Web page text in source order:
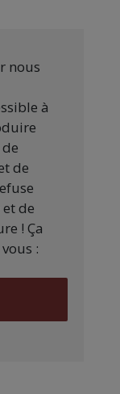
nous
à
de
de
! Ça
: